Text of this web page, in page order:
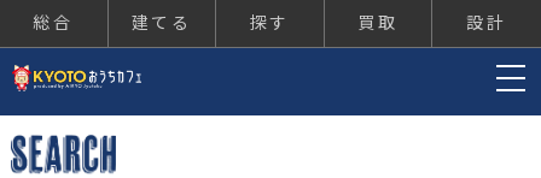
総合 建てる 探す 買取 設計